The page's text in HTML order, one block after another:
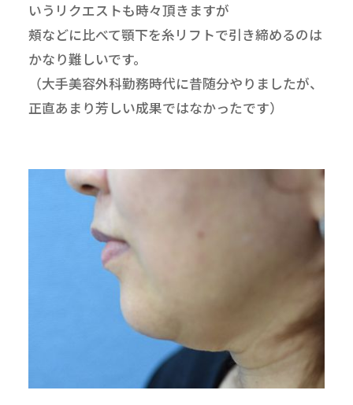
いうリクエストも時々頂きますが
頰などに比べて顎下を糸リフトで引き締めるのは
かなり難しいです。
（大手美容外科勤務時代に昔随分やりましたが、
正直あまり芳しい成果ではなかったです）